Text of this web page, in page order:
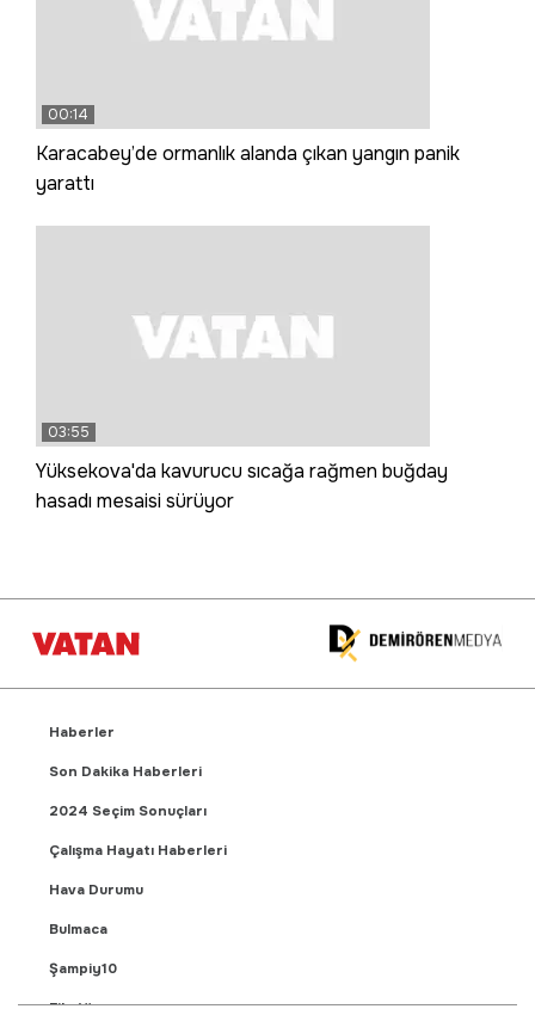
00:14
Karacabey’de ormanlık alanda çıkan yangın panik
yarattı
03:55
Yüksekova'da kavurucu sıcağa rağmen buğday
hasadı mesaisi sürüyor
Haberler
Son Dakika Haberleri
2024 Seçim Sonuçları
Çalışma Hayatı Haberleri
Hava Durumu
Bulmaca
Şampiy10